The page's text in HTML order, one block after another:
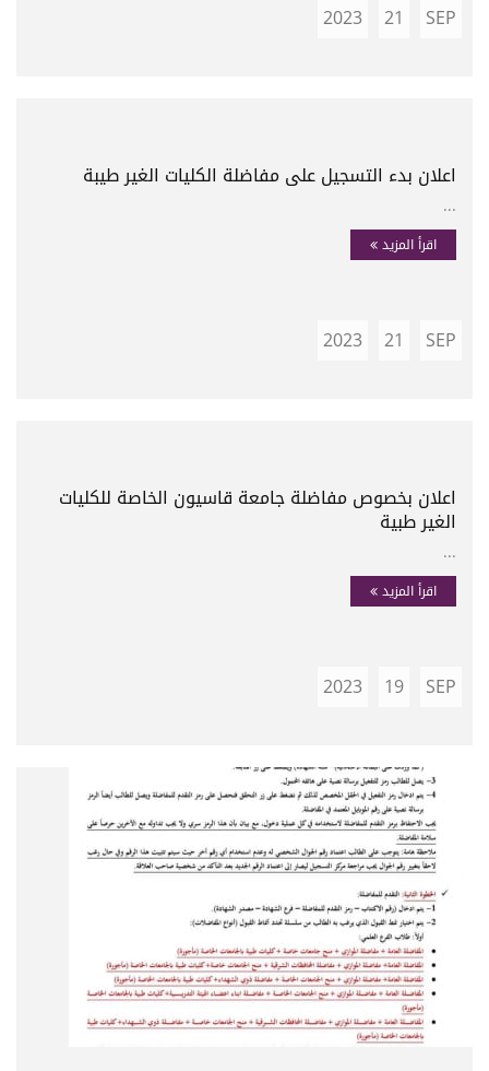
SEP
21
2023
اعلان بدء التسجيل على مفاضلة الكليات الغير طيبة
...
اقرأ المزيد
SEP
21
2023
اعلان بخصوص مفاضلة جامعة قاسيون الخاصة للكليات
الغير طبية
...
اقرأ المزيد
SEP
19
2023